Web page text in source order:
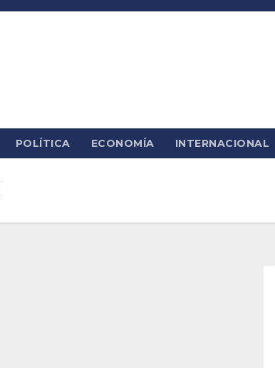
POLÍTICA ECONOMÍA INTERNACIONAL